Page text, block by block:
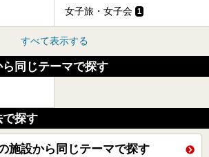
女子旅・女子会 1
すべて表示する
同じテーマで探す
で探す
施設から同じテーマで探す